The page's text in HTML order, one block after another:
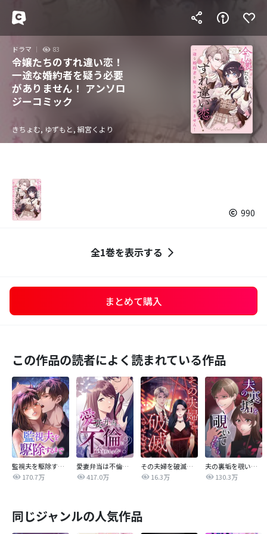
ドラマ 83
令嬢たちのすれ違い恋！
一途な婚約者を疑う必要
がありません！ アンソロ
ジーコミック
きちょむ, ゆずもと, 絹宮くより
990
全1巻を表示する
まとめて購入
この作品の読者によく読まれている作品
監視夫を駆除するまで
170.7万
愛妻弁当は不倫に含まれますか？
417.0万
その夫婦を破滅させるまで
16.3万
夫の裏垢を覗いてみたら
130.3万
同じジャンルの人気作品